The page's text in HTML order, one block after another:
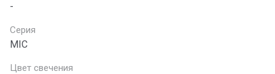
-
Серия
MIC
Цвет свечения